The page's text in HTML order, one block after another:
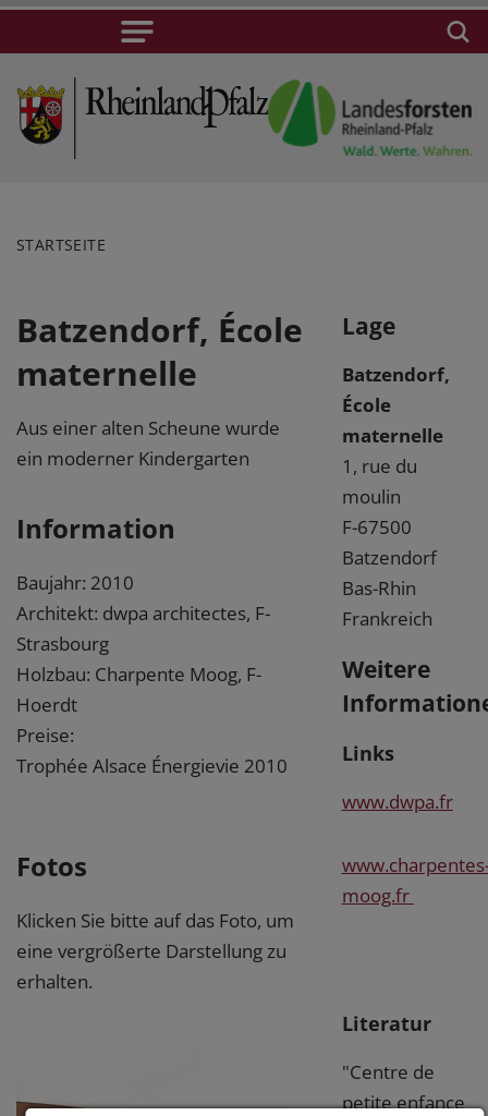
STARTSEITE
Batzendorf, École
maternelle
Aus einer alten Scheune wurde
ein moderner Kindergarten
Information
Baujahr: 2010
Architekt: dwpa architectes, F-
Strasbourg
Holzbau: Charpente Moog, F-
Hoerdt
Preise:
Trophée Alsace Énergievie 2010
Fotos
Klicken Sie bitte auf das Foto, um
eine vergrößerte Darstellung zu
erhalten.
Lage
Batzendorf,
École
maternelle
1, rue du
moulin
F-67500
Batzendorf
Bas-Rhin
Frankreich
Weitere
Links
www.dwpa.fr
moog.fr
Literatur
"Centre de
petite enfance